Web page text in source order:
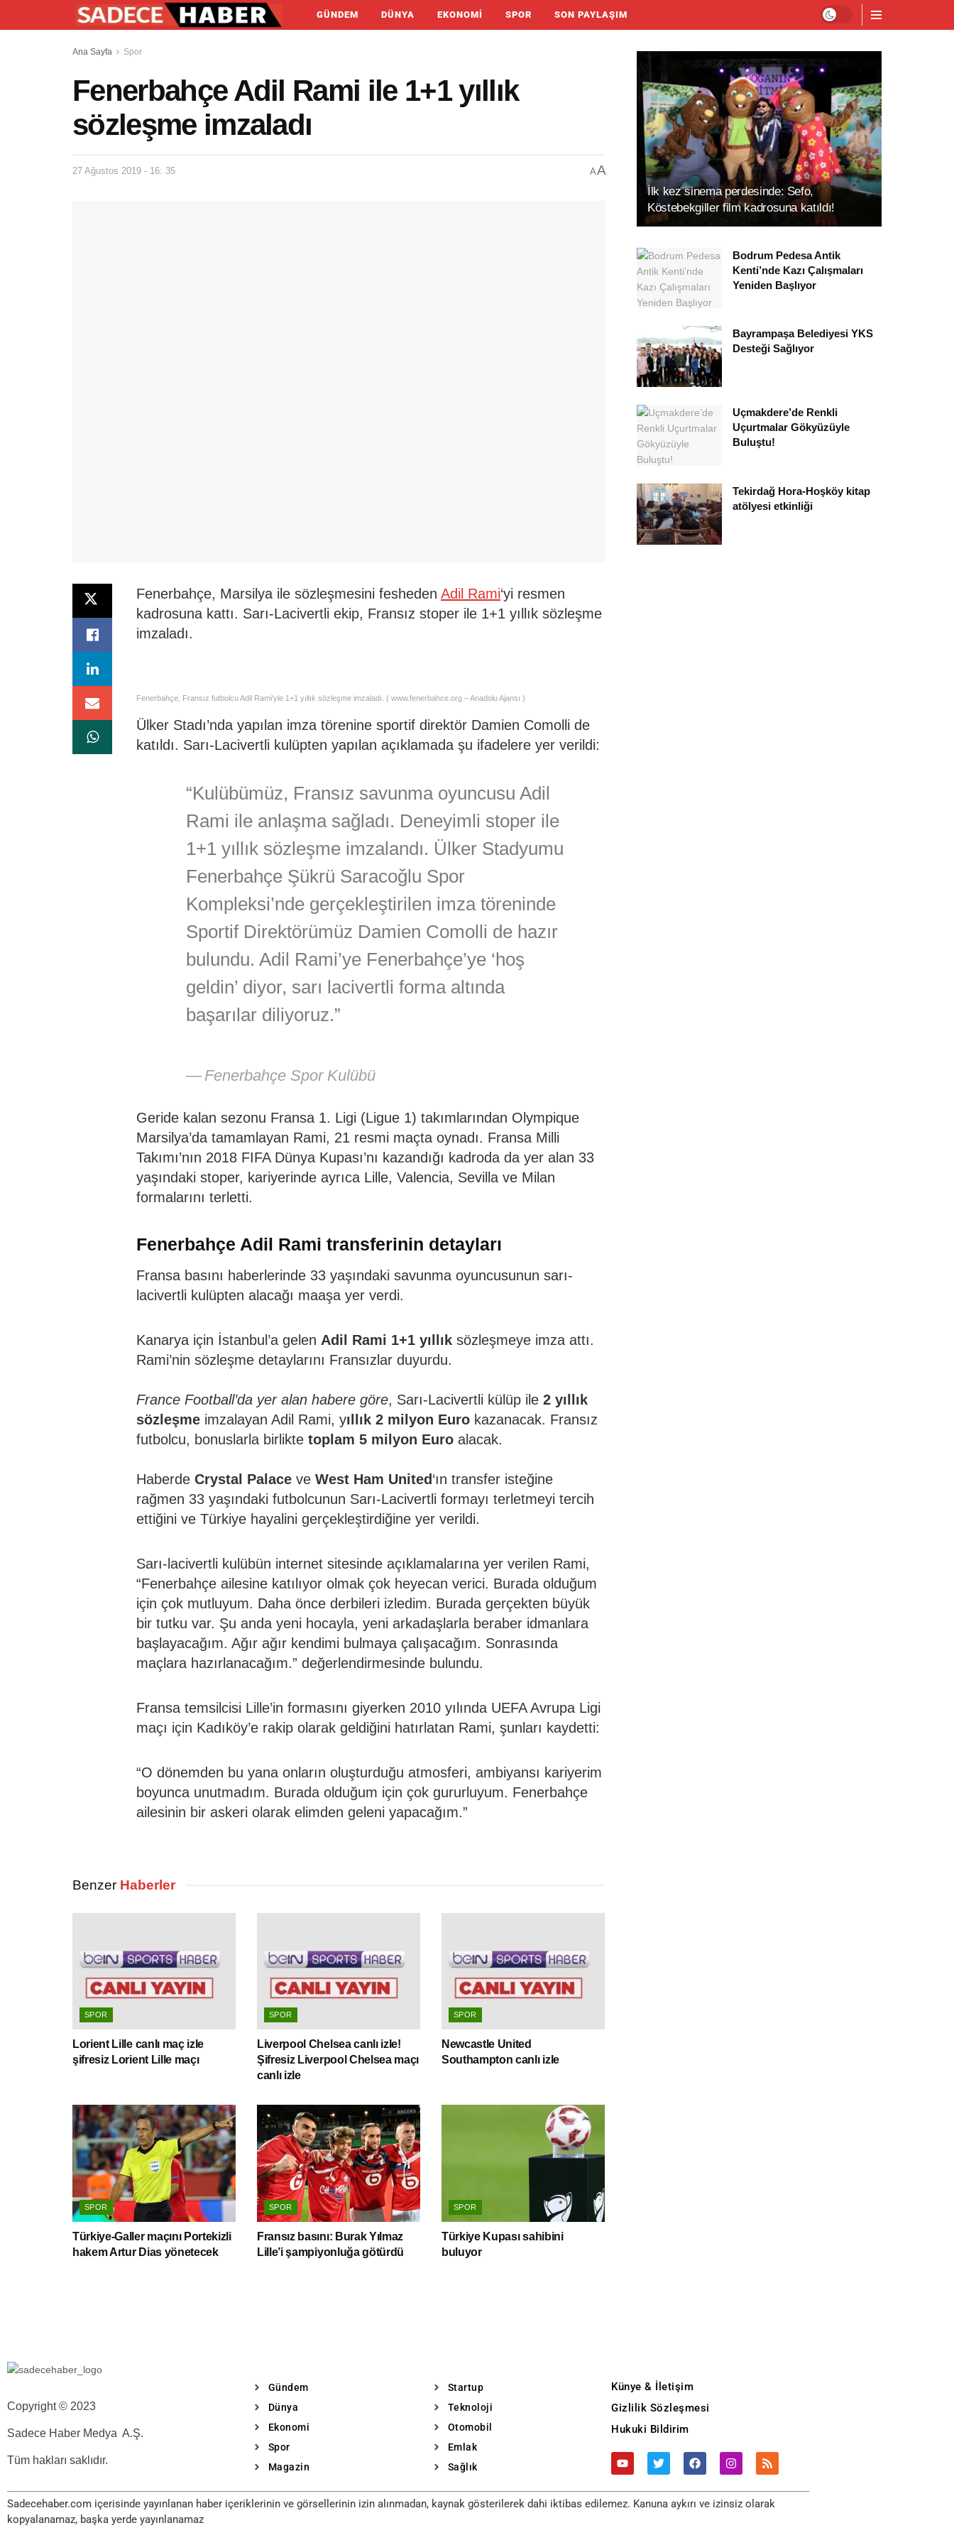
GÜNDEM DÜNYA EKONOMI SPOR SON PAYLAŞIM
Ana Sayfa Spor
Fenerbahçe Adil Rami ile 1+1 yıllık
sözleşme imzaladı
27 Ağustos 2019 - 16: 35 AA
Fenerbahçe, Marsilya ile sözleşmesini fesheden Adil Rami‘yi resmen
kadrosuna kattı. Sarı-Lacivertli ekip, Fransız stoper ile 1+1 yıllık sözleşme
imzaladı.
Fenerbahçe, Fransız futbolcu Adil Rami’yle 1+1 yıllık sözleşme imzaladı. ( www.fenerbahce.org – Anadolu Ajansı )
Ülker Stadı’nda yapılan imza törenine sportif direktör Damien Comolli de
katıldı. Sarı-Lacivertli kulüpten yapılan açıklamada şu ifadelere yer verildi:
“Kulübümüz, Fransız savunma oyuncusu Adil
Rami ile anlaşma sağladı. Deneyimli stoper ile
1+1 yıllık sözleşme imzalandı. Ülker Stadyumu
Fenerbahçe Şükrü Saracoğlu Spor
Kompleksi’nde gerçekleştirilen imza töreninde
Sportif Direktörümüz Damien Comolli de hazır
bulundu. Adil Rami’ye Fenerbahçe’ye ‘hoş
geldin’ diyor, sarı lacivertli forma altında
başarılar diliyoruz.”
Fenerbahçe Spor Kulübü
Geride kalan sezonu Fransa 1. Ligi (Ligue 1) takımlarından Olympique
Marsilya’da tamamlayan Rami, 21 resmi maçta oynadı. Fransa Milli
Takımı’nın 2018 FIFA Dünya Kupası’nı kazandığı kadroda da yer alan 33
yaşındaki stoper, kariyerinde ayrıca Lille, Valencia, Sevilla ve Milan
formalarını terletti.
Fenerbahçe Adil Rami transferinin detayları
Fransa basını haberlerinde 33 yaşındaki savunma oyuncusunun sarı-
lacivertli kulüpten alacağı maaşa yer verdi.
Kanarya için İstanbul’a gelen Adil Rami 1+1 yıllık sözleşmeye imza attı.
Rami’nin sözleşme detaylarını Fransızlar duyurdu.
France Football’da yer alan habere göre, Sarı-Lacivertli külüp ile 2 yıllık
sözleşme imzalayan Adil Rami, yıllık 2 milyon Euro kazanacak. Fransız
futbolcu, bonuslarla birlikte toplam 5 milyon Euro alacak.
Haberde Crystal Palace ve West Ham United ‘ın transfer isteğine
rağmen 33 yaşındaki futbolcunun Sarı-Lacivertli formayı terletmeyi tercih
ettiğini ve Türkiye hayalini gerçekleştirdiğine yer verildi.
Sarı-lacivertli kulübün internet sitesinde açıklamalarına yer verilen Rami,
“Fenerbahçe ailesine katılıyor olmak çok heyecan verici. Burada olduğum
için çok mutluyum. Daha önce derbileri izledim. Burada gerçekten büyük
bir tutku var. Şu anda yeni hocayla, yeni arkadaşlarla beraber idmanlara
başlayacağım. Ağır ağır kendimi bulmaya çalışacağım. Sonrasında
maçlara hazırlanacağım.” değerlendirmesinde bulundu.
Fransa temsilcisi Lille’in formasını giyerken 2010 yılında UEFA Avrupa Ligi
maçı için Kadıköy’e rakip olarak geldiğini hatırlatan Rami, şunları kaydetti:
“O dönemden bu yana onların oluşturduğu atmosferi, ambiyansı kariyerim
boyunca unutmadım. Burada olduğum için çok gururluyum. Fenerbahçe
ailesinin bir askeri olarak elimden geleni yapacağım.”
Benzer Haberler
SPOR
Lorient Lille canlı maç izle
şifresiz Lorient Lille maçı
SPOR
Liverpool Chelsea canlı izle!
Şifresiz Liverpool Chelsea maçı
canlı izle
SPOR
Newcastle United
Southampton canlı izle
SPOR
Türkiye-Galler maçını Portekizli
hakem Artur Dias yönetecek
SPOR
Fransız basını: Burak Yılmaz
Lille’i şampiyonluğa götürdü
SPOR
Türkiye Kupası sahibini
buluyor
İlk kez sinema perdesinde: Sefo,
Köstebekgiller film kadrosuna katıldı!
Bodrum Pedesa Antik
Kenti’nde Kazı Çalışmaları
Yeniden Başlıyor
Bayrampaşa Belediyesi YKS
Desteği Sağlıyor
Uçmakdere’de Renkli
Uçurtmalar Gökyüzüyle
Buluştu!
Tekirdağ Hora-Hoşköy kitap
atölyesi etkinliği
Copyright © 2023
Sadece Haber Medya A.Ş.
Tüm hakları saklıdır.
Gündem
Dünya
Ekonomi
Spor
Magazin
Startup
Teknoloji
Otomobil
Emlak
Sağlık
Künye & İletişim
Gizlilik Sözleşmesi
Hukuki Bildirim
Sadecehaber.com içerisinde yayınlanan haber içeriklerinin ve görsellerinin izin alınmadan, kaynak gösterilerek dahi iktibas edilemez. Kanuna aykırı ve izinsiz olarak
kopyalanamaz, başka yerde yayınlanamaz